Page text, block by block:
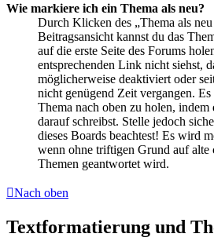
Wie markiere ich ein Thema als neu?
Durch Klicken des „Thema als
Beitragsansicht kannst du das
auf die erste Seite des Forums
entsprechenden Link nicht siehst,
möglicherweise deaktiviert oder
nicht genügend Zeit vergangen.
Thema nach oben zu holen,
darauf schreibst. Stelle jedoch
dieses Boards beachtest! Es wird
wenn ohne triftigen Grund auf alte
Themen geantwortet wird.
Nach oben
Textformatierung und